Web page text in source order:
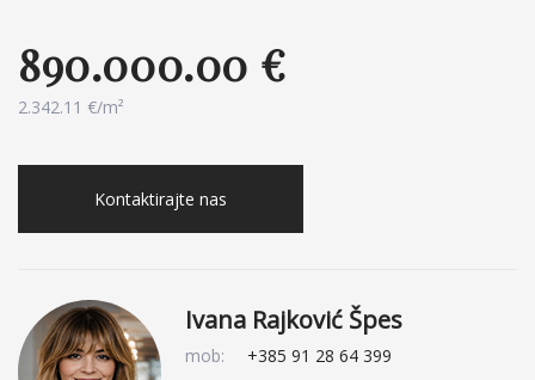
890.000.00 €
2.342.11 €/m²
Kontaktirajte nas
Ivana Rajković Špes
mob:
+385 91 28 64 399